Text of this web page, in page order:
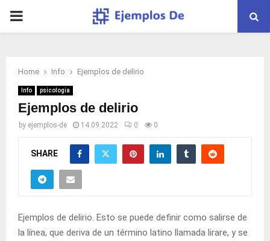
PRIMARY
Home Info Ejemplos de delirio
Info psicologia
Ejemplos de delirio
by ejemplos-de 14.09.2022 0 0
SHARE
Ejemplos de delirio. Esto se puede definir como salirse de
la línea, que deriva de un término latino llamada lirare, y se